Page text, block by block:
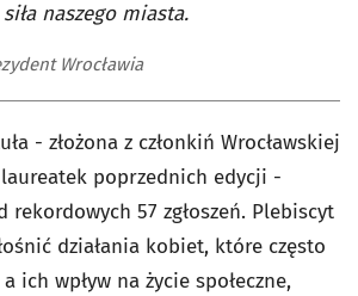
naszego miasta.
Wrocławia
- złożona z członkiń Wrocławskiej
poprzednich edycji -
rekordowych 57 zgłoszeń. Plebiscyt
działania kobiet, które często
ich wpływ na życie społeczne,